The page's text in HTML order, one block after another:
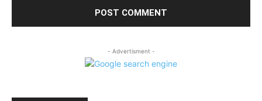
- Advertisment -